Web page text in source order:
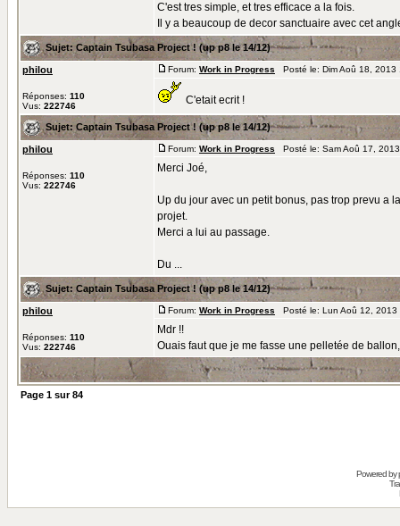
C'est tres simple, et tres efficace a la fois.
Il y a beaucoup de decor sanctuaire avec cet
Sujet: Captain Tsubasa Project ! (up p8 le 14/12)
philou
Réponses: 110
Vus: 222746
Forum: Work in Progress Posté le: Dim Aoû 18,
C'etait ecrit !
Sujet: Captain Tsubasa Project ! (up p8 le 14/12)
philou
Réponses: 110
Vus: 222746
Forum: Work in Progress Posté le: Sam Aoû 17,
Merci Joé,
Up du jour avec un petit bonus, pas trop prevu a
projet.
Merci a lui au passage.
Du ...
Sujet: Captain Tsubasa Project ! (up p8 le 14/12)
philou
Réponses: 110
Vus: 222746
Forum: Work in Progress Posté le: Lun Aoû 12,
Mdr !!
Ouais faut que je me fasse une pelletée de
Page 1 sur84
Powered by